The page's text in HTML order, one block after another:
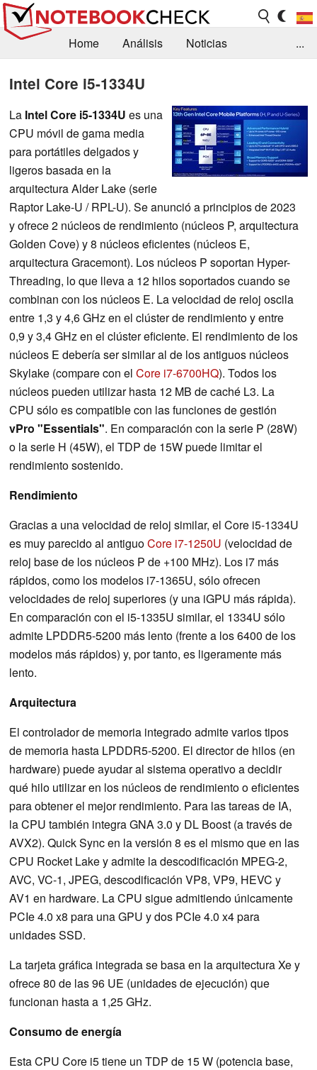
Home Análisis
Noticias
Busca
Contacto
...
Intel Core i5-1334U
La Intel Core i5-1334U es una
CPU móvil de gama media
para portátiles delgados y
ligeros basada en la
arquitectura Alder Lake (serie
Raptor Lake-U / RPL-U). Se anunció a principios de 2023
y ofrece 2 núcleos de rendimiento (núcleos P, arquitectura
Golden Cove) y 8 núcleos eficientes (núcleos E,
arquitectura Gracemont). Los núcleos P soportan Hyper-
Threading, lo que lleva a 12 hilos soportados cuando se
combinan con los núcleos E. La velocidad de reloj oscila
entre 1,3 y 4,6 GHz en el clúster de rendimiento y entre
0,9 y 3,4 GHz en el clúster eficiente. El rendimiento de los
núcleos E debería ser similar al de los antiguos núcleos
Skylake (compare con el Core i7-6700HQ). Todos los
núcleos pueden utilizar hasta 12 MB de caché L3. La
CPU sólo es compatible con las funciones de gestión
vPro "Essentials". En comparación con la serie P (28W)
o la serie H (45W), el TDP de 15W puede limitar el
rendimiento sostenido.
Rendimiento
Gracias a una velocidad de reloj similar, el Core i5-1334U
es muy parecido al antiguoCore i7-1250U (velocidad de
reloj base de los núcleos P de +100 MHz). Los i7 más
rápidos, como los modelos i7-1365U, sólo ofrecen
velocidades de reloj superiores (y una iGPU más rápida).
En comparación con el i5-1335U similar, el 1334U sólo
admite LPDDR5-5200 más lento (frente a los 6400 de los
modelos más rápidos) y, por tanto, es ligeramente más
lento.
Arquitectura
El controlador de memoria integrado admite varios tipos
de memoria hasta LPDDR5-5200. El director de hilos (en
hardware) puede ayudar al sistema operativo a decidir
qué hilo utilizar en los núcleos de rendimiento o eficientes
para obtener el mejor rendimiento. Para las tareas de IA,
la CPU también integra GNA 3.0 y DL Boost (a través de
AVX2). Quick Sync en la versión 8 es el mismo que en las
CPU Rocket Lake y admite la descodificación MPEG-2,
AVC, VC-1, JPEG, descodificación VP8, VP9, HEVC y
AV1 en hardware. La CPU sigue admitiendo únicamente
PCIe 4.0 x8 para una GPU y dos PCIe 4.0 x4 para
unidades SSD.
La tarjeta gráfica integrada se basa en la arquitectura Xe y
ofrece 80 de las 96 UE (unidades de ejecución) que
funcionan hasta a 1,25 GHz.
Consumo de energía
Esta CPU Core i5 tiene un TDP de 15 W (potencia base,